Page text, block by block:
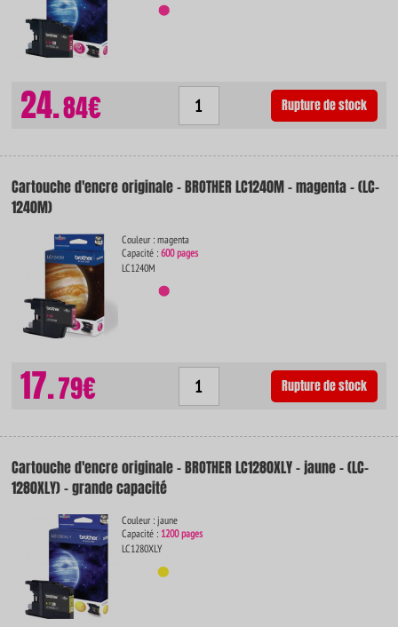
24.84€ Rupture de stock
Cartouche d'encre originale - BROTHER LC1240M - magenta - (LC-
1240M)
Couleur : magenta
Capacité :600 pages
LC1240M
17.79€ Rupture de stock
Cartouche d'encre originale - BROTHER LC1280XLY - jaune - (LC-
1280XLY) - grande capacité
Couleur : jaune
Capacité : 1200 pages
LC1280XLY